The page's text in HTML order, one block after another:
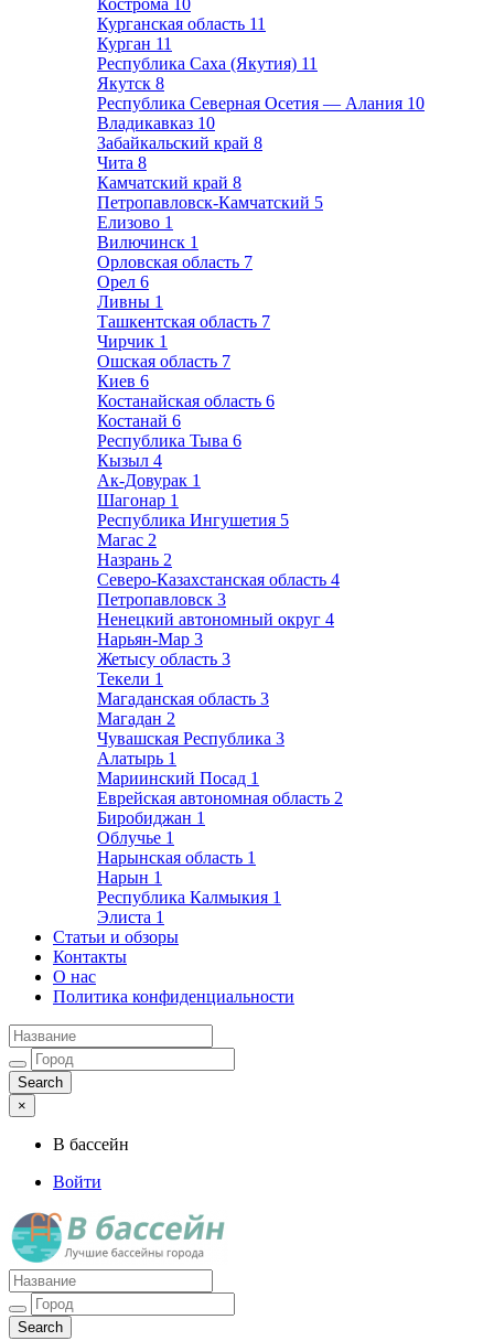
Кострома 10
Курганская область 11
Курган 11
Республика Саха (Якутия) 11
Якутск 8
Республика Северная Осетия — Алания 10
Владикавказ 10
Забайкальский край 8
Чита 8
Камчатский край 8
Петропавловск-Камчатский 5
Елизово 1
Вилючинск 1
Орловская область 7
Орел 6
Ливны 1
Ташкентская область 7
Чирчик 1
Ошская область 7
Киев 6
Костанайская область 6
Костанай 6
Республика Тыва 6
Кызыл 4
Ак-Довурак 1
Шагонар 1
Республика Ингушетия 5
Магас 2
Назрань 2
Северо-Казахстанская область 4
Петропавловск 3
Ненецкий автономный округ 4
Нарьян-Мар 3
Жетысу область 3
Текели 1
Магаданская область 3
Магадан 2
Чувашская Республика 3
Алатырь 1
Мариинский Посад 1
Еврейская автономная область 2
Биробиджан 1
Облучье 1
Нарынская область 1
Нарын 1
Республика Калмыкия 1
Элиста 1
Статьи и обзоры
Контакты
О нас
Политика конфиденциальности
×
В бассейн
Войти
Лучшие бассейны города